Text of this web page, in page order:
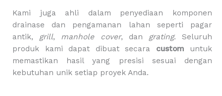
Kami juga ahli dalam penyediaan komponen
drainase dan pengamanan lahan seperti pagar
antik, grill, manhole cover, dan grating. Seluruh
produk kami dapat dibuat secara custom untuk
memastikan hasil yang presisi sesuai dengan
kebutuhan unik setiap proyek Anda.